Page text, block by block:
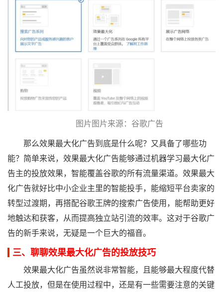
图片图片来源：谷歌广告
那么效果最大化广告到底是什么呢？又具备了哪些功
能？简单来说，效果最大化广告能够通过机器学习最⼤化⼴
告主的投放效果，智能覆盖谷歌的所有流量渠道。效果最大
化广告就好比中小企业主里的智能投手，能缩短平台卖家的
转型过渡期，再搭配谷歌王牌的搜索广告使用，能帮助更好
地触达和获客，从而提高独立站引流的效率。这对于谷歌广
告的新手来说，无疑是一个巨大的福音。
三、聊聊效果最大化广告的投放技巧
效果最大化广告虽然说非常智能，且能够最大程度代替
人工投放，但是在使用过程中，还是有一些需要注意的关键